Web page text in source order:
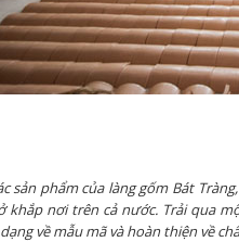
sản phẩm của làng gốm Bát
khắp nơi trên cả nước. Trải qua
về mẫu mã và hoàn thiện về